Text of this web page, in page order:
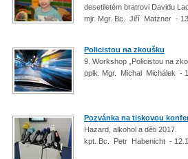
desetiletém bratrovi Davidu
mjr. Mgr. Bc. Jiří Matzner -
Policistou na zkoušku
9. Workshop „Policistou na
pplk. Mgr. Michal Michálek -
Pozvánka na tiskovou
Hazard, alkohol a děti 2017.
kpt. Bc. Petr Habenicht -